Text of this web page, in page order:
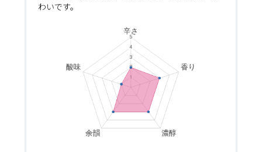
わいです。